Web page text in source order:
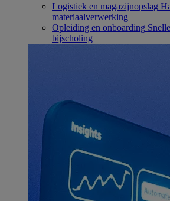
Logistiek en magazijnopslag
materiaalverwerking
Opleiding en onboarding
bijscholing